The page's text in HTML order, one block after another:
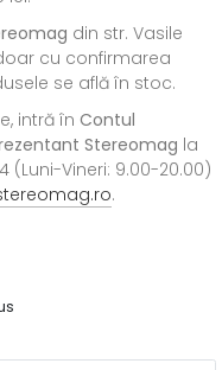
din str. Vasile
cu confirmarea
se află în stoc.
intră în Contul
Stereomag la
(Luni-Vineri: 9.00-20.00)
.